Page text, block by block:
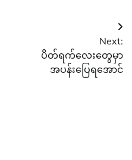
Next:
ပိတ်ရက်လေးတွေမှာ
အပန်းပြေရအောင်